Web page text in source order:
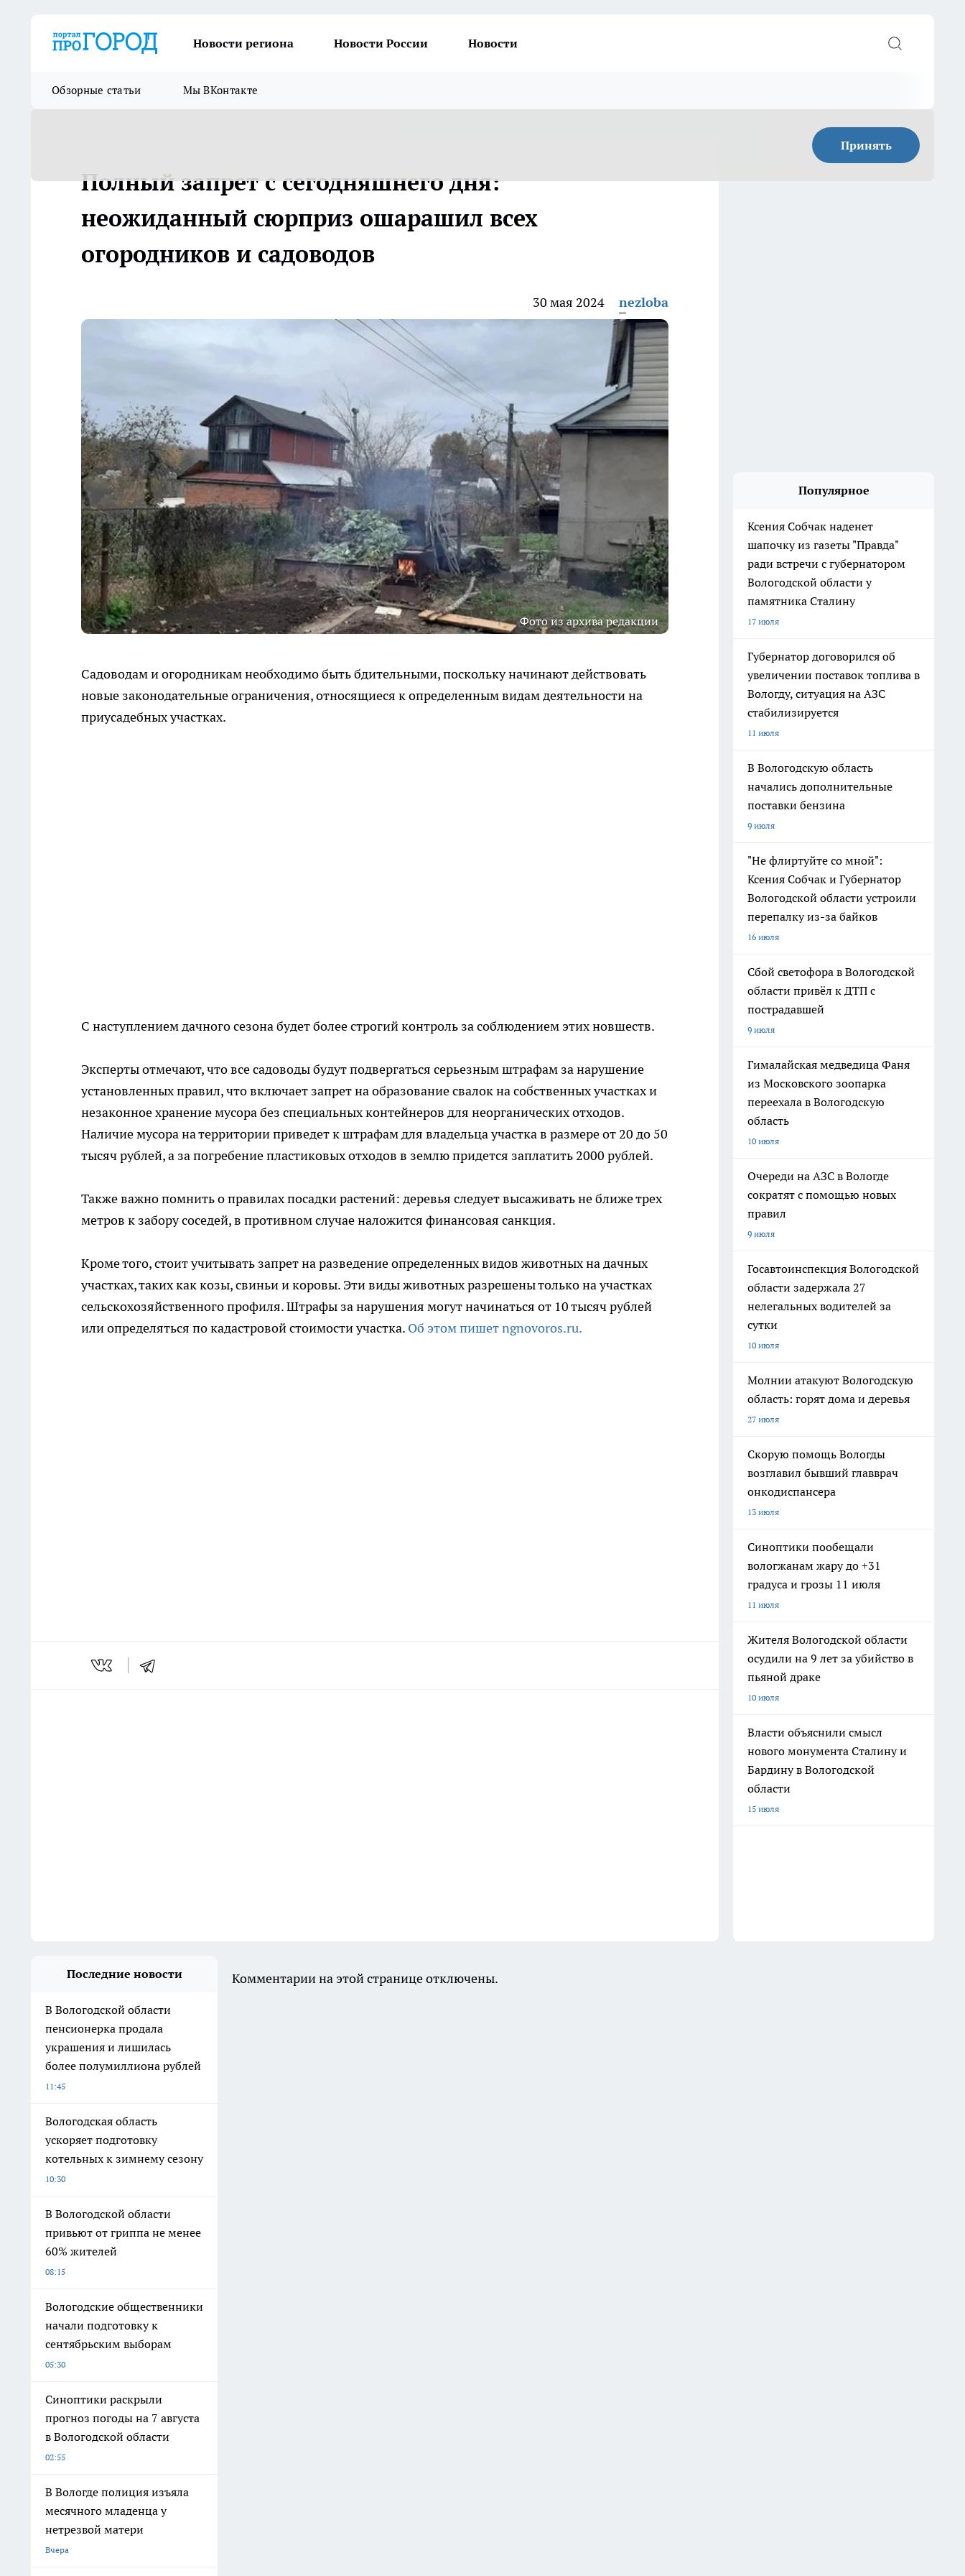
Новости региона Новости России Новости
Обзорные статьи Мы ВКонтакте
Принять
Полный запрет с сегодняшнего дня:
неожиданный сюрприз ошарашил всех
огородников и садоводов
30 мая 2024 nezloba
Фото из архива редакции
Садоводам и огородникам необходимо быть бдительными, поскольку начинают действовать
новые законодательные ограничения, относящиеся к определенным видам деятельности на
приусадебных участках.
С наступлением дачного сезона будет более строгий контроль за соблюдением этих новшеств.
Эксперты отмечают, что все садоводы будут подвергаться серьезным штрафам за нарушение
установленных правил, что включает запрет на образование свалок на собственных участках и
незаконное хранение мусора без специальных контейнеров для неорганических отходов.
Наличие мусора на территории приведет к штрафам для владельца участка в размере от 20 до 50
тысяч рублей, а за погребение пластиковых отходов в землю придется заплатить 2000 рублей.
Также важно помнить о правилах посадки растений: деревья следует высаживать не ближе трех
метров к забору соседей, в противном случае наложится финансовая санкция.
Кроме того, стоит учитывать запрет на разведение определенных видов животных на дачных
участках, таких как козы, свиньи и коровы. Эти виды животных разрешены только на участках
сельскохозяйственного профиля. Штрафы за нарушения могут начинаться от 10 тысяч рублей
или определяться по кадастровой стоимости участка. Об этом пишет ngnovoros.ru.
Популярное
Ксения Собчак наденет
шапочку из газеты "Правда"
ради встречи с губернатором
Вологодской области у
памятника Сталину
17 июля
Губернатор договорился об
увеличении поставок топлива в
Вологду, ситуация на АЗС
стабилизируется
11 июля
В Вологодскую область
начались дополнительные
поставки бензина
9 июля
"Не флиртуйте со мной":
Ксения Собчак и Губернатор
Вологодской области устроили
перепалку из-за байков
16 июля
Сбой светофора в Вологодской
области привёл к ДТП с
пострадавшей
9 июля
Гималайская медведица Фаня
из Московского зоопарка
переехала в Вологодскую
область
10 июля
Очереди на АЗС в Вологде
сократят с помощью новых
правил
9 июля
Госавтоинспекция Вологодской
области задержала 27
нелегальных водителей за
сутки
10 июля
Молнии атакуют Вологодскую
область: горят дома и деревья
27 июля
Скорую помощь Вологды
возглавил бывший главврач
онкодиспансера
13 июля
Синоптики пообещали
вологжанам жару до +31
градуса и грозы 11 июля
11 июля
Жителя Вологодской области
осудили на 9 лет за убийство в
пьяной драке
10 июля
Власти объяснили смысл
нового монумента Сталину и
Бардину в Вологодской
области
15 июля
Последние новости
В Вологодской области
пенсионерка продала
украшения и лишилась
более полумиллиона рублей
11:45
Вологодская область
ускоряет подготовку
котельных к зимнему сезону
10:30
В Вологодской области
привьют от гриппа не менее
60% жителей
08:15
Вологодские общественники
начали подготовку к
сентябрьским выборам
05:30
Синоптики раскрыли
прогноз погоды на 7 августа
в Вологодской области
02:55
В Вологде полиция изъяла
месячного младенца у
нетрезвой матери
Вчера
Комментарии на этой странице отключены.